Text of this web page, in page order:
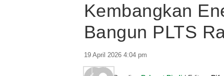
Kembangkan
Bangun PLTS
19 April 2026 4:04 pm